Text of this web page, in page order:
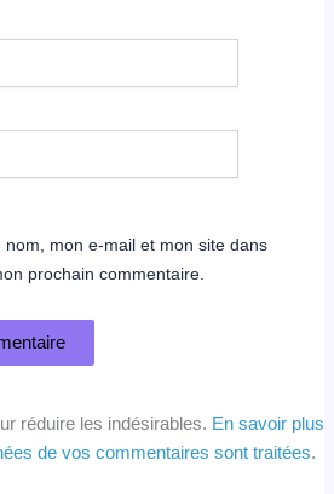
nom, mon e-mail et mon site dans
prochain commentaire.
réduire les indésirables. En savoir plus
de vos commentaires sont traitées.